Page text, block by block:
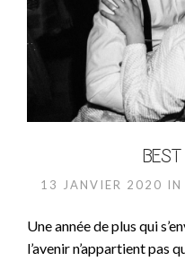
13 JANVIER 2020 IN
Une année de plus qui
l’avenir n’appartient pas